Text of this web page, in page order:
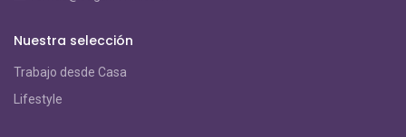
Nuestra selección
Trabajo desde Casa
Lifestyle